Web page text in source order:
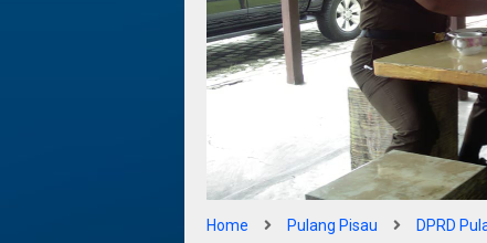
Home Pulang Pisau DPRD